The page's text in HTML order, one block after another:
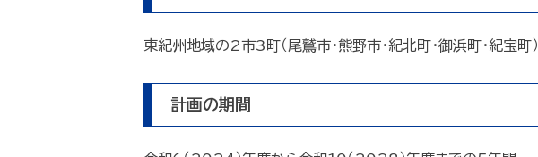
東紀州地域の2市3町（尾鷲市・熊野市・紀北町・御浜町・紀宝町）
計画の期間